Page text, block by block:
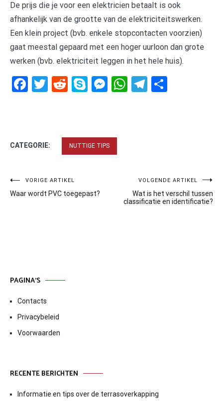
De prijs die je voor een elektricien betaalt is ook
afhankelijk van de grootte van de elektriciteitswerken.
Een klein project (bvb. enkele stopcontacten voorzien)
gaat meestal gepaard met een hoger uurloon dan grote
werken (bvb. elektriciteit leggen in het hele huis).
Facebook
Twitter
RedditSkypeMessenger
WhatsApp
Telegram
CATEGORIE: NUTTIGE TIPS
Bericht
navigatie
VORIGE ARTIKEL
Waar wordt PVC toegepast?
VOLGENDE ARTIKEL
Wat is het verschil tussen
classificatie en identificatie?
PAGINA’S
Contacts
Privacybeleid
Voorwaarden
RECENTE BERICHTEN
Informatie en tips over de terrasoverkapping